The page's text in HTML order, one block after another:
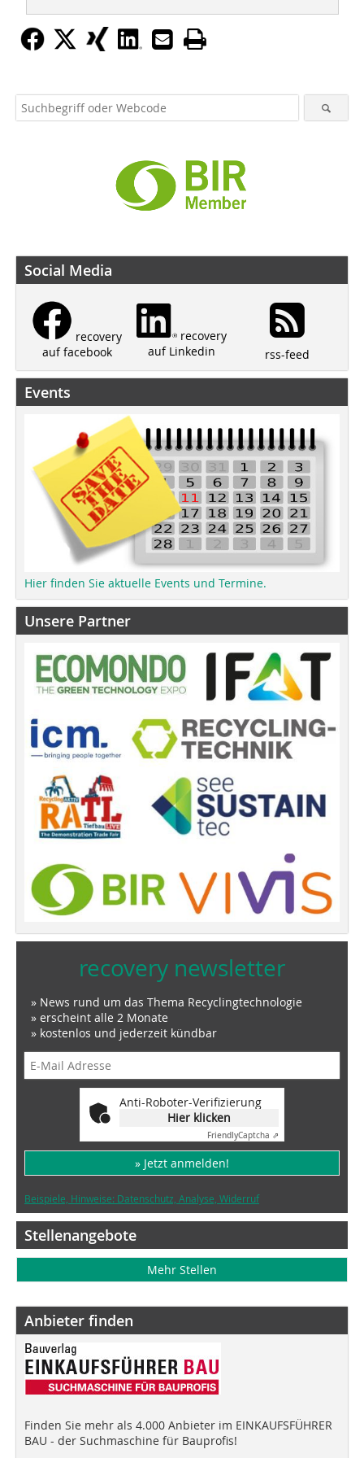
Social Media
recovery
auf facebook
recovery
auf Linkedin
rss-feed
Events
Hier finden Sie aktuelle Events und Termine.
Unsere Partner
recovery newsletter
» News rund um das Thema Recyclingtechnologie
» erscheint alle 2 Monate
» kostenlos und jederzeit kündbar
Anti-Roboter-Verifizierung
Hier klicken
FriendlyCaptcha ⇗
» Jetzt anmelden!
Beispiele, Hinweise: Datenschutz, Analyse, Widerruf
Stellenangebote
Mehr Stellen
Anbieter finden
Finden Sie mehr als 4.000 Anbieter im EINKAUFSFÜHRER
BAU - der Suchmaschine für Bauprofis!